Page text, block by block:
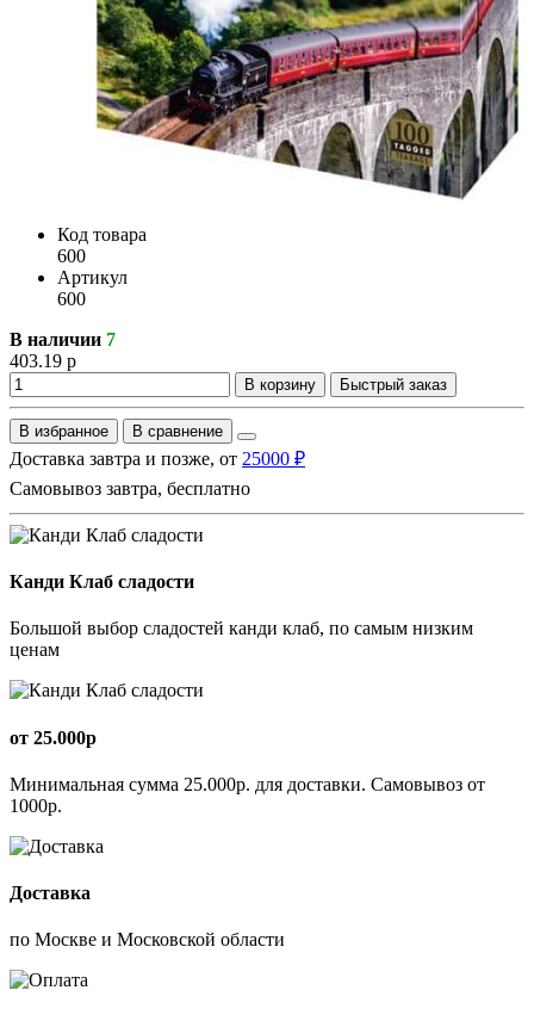
Код товара
600
Артикул
600
В наличии 7
403.19 р
В корзину Быстрый заказ
В избранное В сравнение
Доставка завтра и позже, от 25000 ₽
Самовывоз завтра, бесплатно
Канди Клаб сладости
Большой выбор сладостей канди клаб, по самым низким
ценам
от 25.000р
Минимальная сумма 25.000р. для доставки. Самовывоз от
1000р.
Доставка
по Москве и Московской области